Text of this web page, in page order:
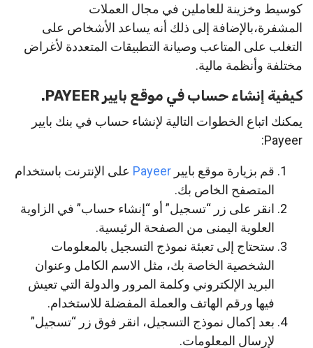
كوسيط وخزينة للعاملين في مجال العملات
المشفرة،بالإضافة إلى ذلك أنه يساعد الأشخاص على
التغلب على المتاعب وصيانة التطبيقات المتعددة لأغراض
مختلفة وأنظمة مالية.
كيفية إنشاء حساب في موقع بايير PAYEER.
يمكنك اتباع الخطوات التالية لإنشاء حساب في بنك بايير
Payeer:
قم بزيارة موقع بايير Payeer على الإنترنت باستخدام
المتصفح الخاص بك.
انقر على زر “تسجيل” أو “إنشاء حساب” في الزاوية
العلوية اليمنى من الصفحة الرئيسية.
ستحتاج إلى تعبئة نموذج التسجيل بالمعلومات
الشخصية الخاصة بك، مثل الاسم الكامل وعنوان
البريد الإلكتروني وكلمة المرور والدولة التي تعيش
فيها ورقم الهاتف والعملة المفضلة للاستخدام.
بعد إكمال نموذج التسجيل، انقر فوق زر “تسجيل”
لإرسال المعلومات.